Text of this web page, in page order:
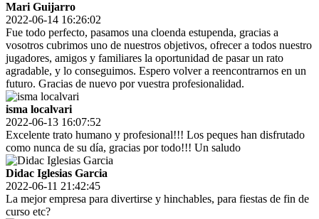
Mari Guijarro
2022-06-14 16:26:02
Fue todo perfecto, pasamos una cloenda estupenda, gracias a
vosotros cubrimos uno de nuestros objetivos, ofrecer a todos nuestro
jugadores, amigos y familiares la oportunidad de pasar un rato
agradable, y lo conseguimos. Espero volver a reencontrarnos en un
futuro. Gracias de nuevo por vuestra profesionalidad.
isma localvari
2022-06-13 16:07:52
Excelente trato humano y profesional!!! Los peques han disfrutado
como nunca de su día, gracias por todo!!! Un saludo
Didac Iglesias Garcia
2022-06-11 21:42:45
La mejor empresa para divertirse y hinchables, para fiestas de fin de
curso etc?